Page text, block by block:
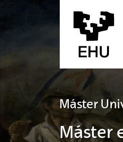
Máster
Máster